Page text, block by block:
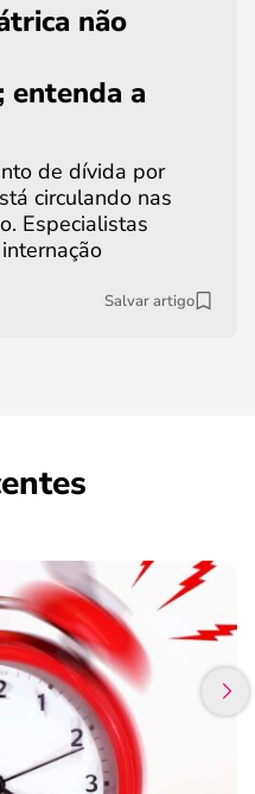
não
entenda a
de dívida por
circulando nas
Especialistas
Salvar artigo